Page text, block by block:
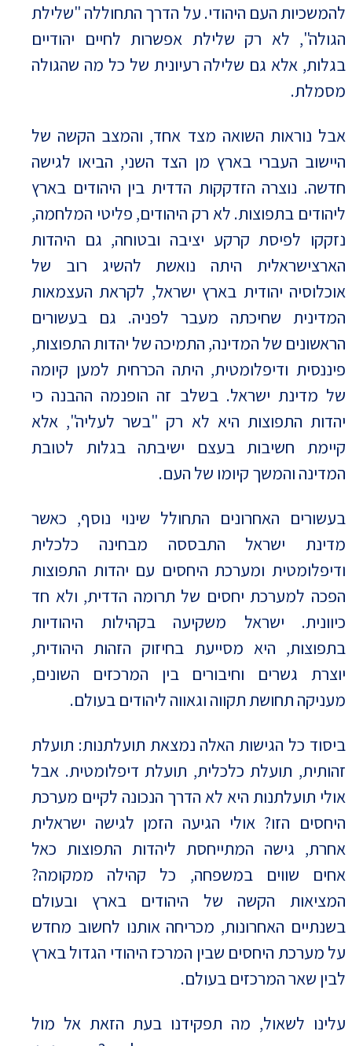
להמשכיות העם היהודי. על הדרך התחוללה "שלילת
הגולה", לא רק שלילת אפשרות לחיים יהודיים
בגלות, אלא גם שלילה רעיונית של כל מה שהגולה
מסמלת.
אבל נוראות השואה מצד אחד, והמצב הקשה של
היישוב העברי בארץ מן הצד השני, הביאו לגישה
חדשה. נוצרה הזדקקות הדדית בין היהודים בארץ
ליהודים בתפוצות. לא רק היהודים, פליטי המלחמה,
נזקקו לפיסת קרקע יציבה ובטוחה, גם היהדות
הארצישראלית היתה נואשת להשיג רוב של
אוכלוסיה יהודית בארץ ישראל, לקראת העצמאות
המדינית שחיכתה מעבר לפניה. גם בעשורים
הראשונים של המדינה, התמיכה של יהדות התפוצות,
פיננסית ודיפלומטית, היתה הכרחית למען קיומה
של מדינת ישראל. בשלב זה הופנמה ההבנה כי
יהדות התפוצות היא לא רק "בשר לעליה", אלא
קיימת חשיבות בעצם ישיבתה בגלות לטובת
המדינה והמשך קיומו של העם.
בעשורים האחרונים התחולל שינוי נוסף, כאשר
מדינת ישראל התבססה מבחינה כלכלית
ודיפלומטית ומערכת היחסים עם יהדות התפוצות
הפכה למערכת יחסים של תרומה הדדית, ולא חד
כיוונית. ישראל משקיעה בקהילות היהודיות
בתפוצות, היא מסייעת בחיזוק הזהות היהודית,
יוצרת גשרים וחיבורים בין המרכזים השונים,
מעניקה תחושת תקווה וגאווה ליהודים בעולם.
ביסוד כל הגישות האלה נמצאת תועלתנות: תועלת
זהותית, תועלת כלכלית, תועלת דיפלומטית. אבל
אולי תועלתנות היא לא הדרך הנכונה לקיים מערכת
היחסים הזו? אולי הגיעה הזמן לגישה ישראלית
אחרת, גישה המתייחסת ליהדות התפוצות כאל
אחים שווים במשפחה, כל קהילה ממקומה?
המציאות הקשה של היהודים בארץ ובעולם
בשנתיים האחרונות, מכריחה אותנו לחשוב מחדש
על מערכת היחסים שבין המרכז היהודי הגדול בארץ
לבין שאר המרכזים בעולם.
עלינו לשאול, מה תפקידנו בעת הזאת אל מול